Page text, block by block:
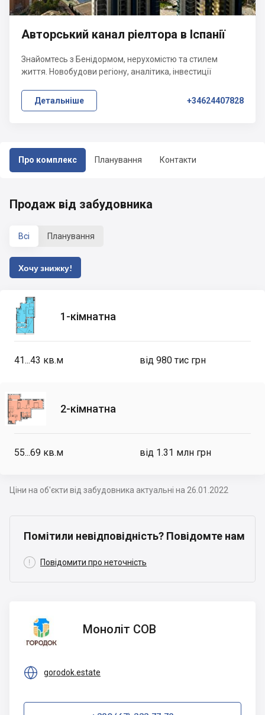
Про комплекс Планування Контакти
Авторський канал ріелтора в Іспанії
Знайомтесь з Бенідормом, нерухомістю та стилем
життя. Новобудови регіону, аналітика, інвестиції
Детальніше +34624407828
Продаж від забудовника
Всі Планування
Хочу знижку!
1-кімнатна
41...43 кв.м від 980 тис грн
2-кімнатна
55...69 кв.м від 1.31 млн грн
Ціни на об'єкти від забудовника актуальні на 26.01.2022
Помітили невідповідність? Повідомте нам
 Повідомити про неточність
Моноліт
СОВ
Моноліт СОВ
 gorodok.estate